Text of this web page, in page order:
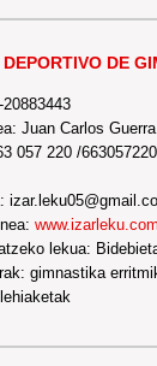
DE
20883443
Juan Carlos
057 220 /663057220
lekua:
gimnastika